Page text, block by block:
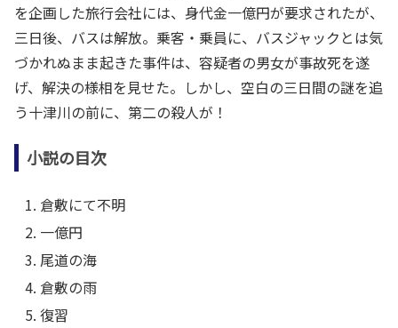
を企画した旅行会社には、身代金一億円が要求されたが、
三日後、バスは解放。乗客・乗員に、バスジャックとは気
づかれぬまま起きた事件は、容疑者の男女が事故死を遂
げ、解決の様相を見せた。しかし、空白の三日間の謎を追
う十津川の前に、第二の殺人が！
小説の目次
倉敷にて不明
一億円
尾道の海
倉敷の雨
復習